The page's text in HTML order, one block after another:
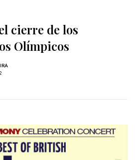
cierre de los
Olímpicos